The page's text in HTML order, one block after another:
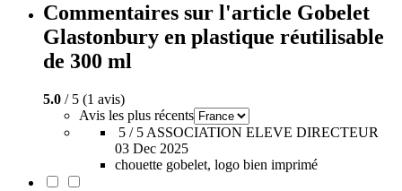
Commentaires sur l'article Gobelet
Glastonbury en plastique réutilisable
de 300 ml
5.0 / 5 (1 avis)
Avis les plus récents
5 / 5 ASSOCIATION ELEVE DIRECTEUR
03 Dec 2025
chouette gobelet, logo bien imprimé